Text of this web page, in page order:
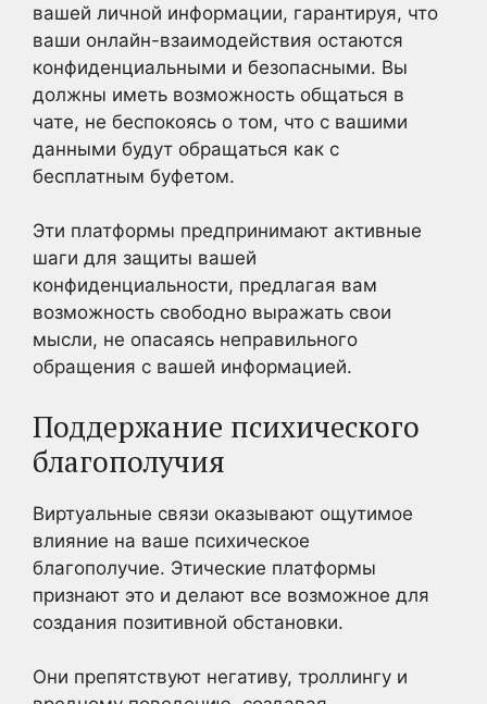
вашей личной информации, гарантируя, что
ваши онлайн-взаимодействия остаются
конфиденциальными и безопасными. Вы
должны иметь возможность общаться в
чате, не беспокоясь о том, что с вашими
данными будут обращаться как с
бесплатным буфетом.
Эти платформы предпринимают активные
шаги для защиты вашей
конфиденциальности, предлагая вам
возможность свободно выражать свои
мысли, не опасаясь неправильного
обращения с вашей информацией.
Поддержание психического
благополучия
Виртуальные связи оказывают ощутимое
влияние на ваше психическое
благополучие. Этические платформы
признают это и делают все возможное для
создания позитивной обстановки.
Они препятствуют негативу, троллингу и